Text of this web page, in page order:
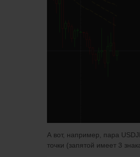
А вот, например, пара
точки (запятой имеет 3